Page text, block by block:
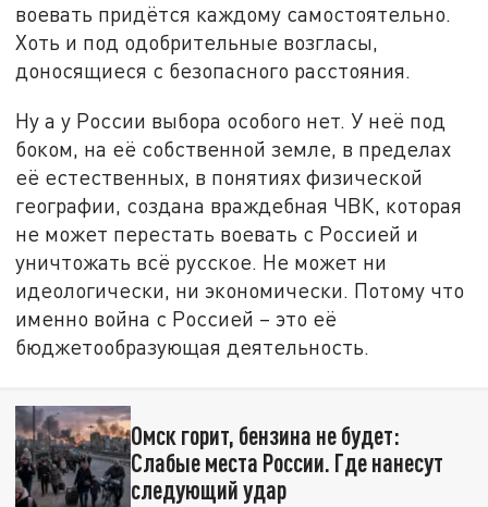
воевать придётся каждому самостоятельно.
Хоть и под одобрительные возгласы,
доносящиеся с безопасного расстояния.
Ну а у России выбора особого нет. У неё под
боком, на её собственной земле, в пределах
её естественных, в понятиях физической
географии, создана враждебная ЧВК, которая
не может перестать воевать с Россией и
уничтожать всё русское. Не может ни
идеологически, ни экономически. Потому что
именно война с Россией – это её
бюджетообразующая деятельность.
Омск горит, бензина не будет:
Слабые места России. Где нанесут
следующий удар